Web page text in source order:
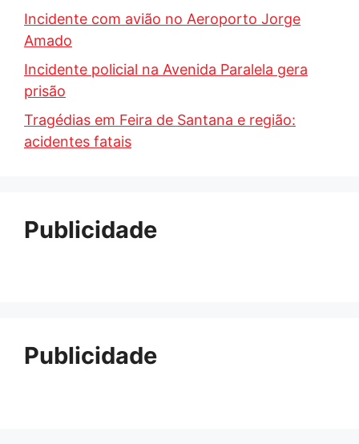
Incidente com avião no Aeroporto Jorge
Amado
Incidente policial na Avenida Paralela gera
prisão
Tragédias em Feira de Santana e região:
acidentes fatais
Publicidade
Publicidade